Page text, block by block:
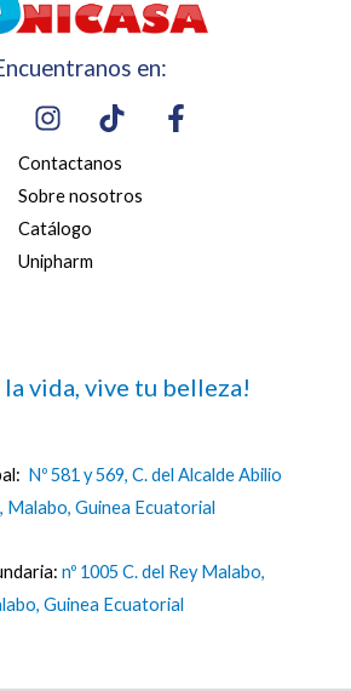
en:
Contactanos
Sobre nosotros
Catálogo
Unipharm
vida, vive tu belleza!
Nº 581 y 569, C. del Alcalde Abilio
Malabo, Guinea Ecuatorial
nº 1005 C. del Rey Malabo,
Guinea Ecuatorial